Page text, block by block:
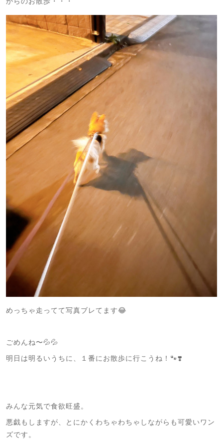
めっちゃ走ってて写真ブレてます😂
ごめんね〜💦💦
明日は明るいうちに、１番にお散歩に行こうね！🐾❣️
みんな元気で食欲旺盛。
悪戯もしますが、とにかくわちゃわちゃしながらも可愛いワン
ズです。